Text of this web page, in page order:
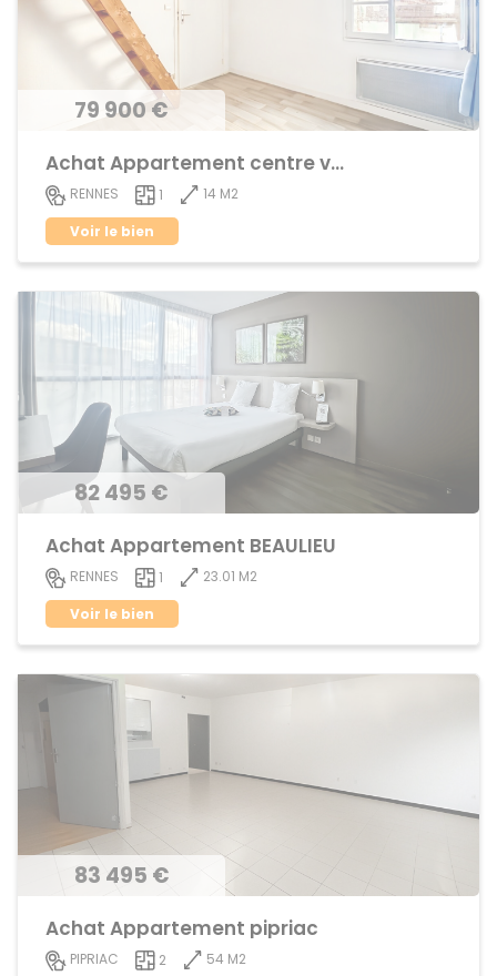
79 900 €
Achat Appartement centre ville
RENNES 1
14 M2
Voir le bien
82 495 €
Achat Appartement BEAULIEU
RENNES 1
23.01 M2
Voir le bien
83 495 €
Achat Appartement pipriac
PIPRIAC 2
54 M2